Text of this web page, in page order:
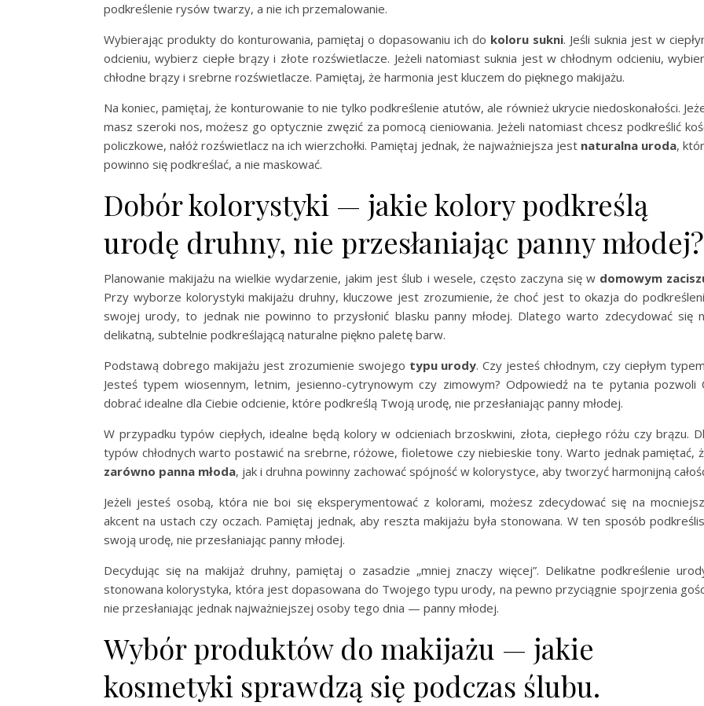
podkreślenie rysów twarzy, a nie ich przemalowanie.
Wybierając produkty do konturowania, pamiętaj o dopasowaniu ich do koloru sukni. Jeśli suknia jest w
odcieniu, wybierz ciepłe brązy i złote rozświetlacze. Jeżeli natomiast suknia jest w chłodnym odcieniu,
chłodne brązy i srebrne rozświetlacze. Pamiętaj, że harmonia jest kluczem do pięknego makijażu.
Na koniec, pamiętaj, że konturowanie to nie tylko podkreślenie atutów, ale również ukrycie niedoskonałości.
masz szeroki nos, możesz go optycznie zwęzić za pomocą cieniowania. Jeżeli natomiast chcesz podkreślić
policzkowe, nałóż rozświetlacz na ich wierzchołki. Pamiętaj jednak, że najważniejsza jest naturalna uroda,
powinno się podkreślać, a nie maskować.
Dobór kolorystyki — jakie kolory podkreślą
urodę druhny, nie przesłaniając panny młodej?
Planowanie makijażu na wielkie wydarzenie, jakim jest ślub i wesele, często zaczyna się w domowym
Przy wyborze kolorystyki makijażu druhny, kluczowe jest zrozumienie, że choć jest to okazja do
swojej urody, to jednak nie powinno to przysłonić blasku panny młodej. Dlatego warto zdecydować się
delikatną, subtelnie podkreślającą naturalne piękno paletę barw.
Podstawą dobrego makijażu jest zrozumienie swojego typu urody. Czy jesteś chłodnym, czy ciepłym
Jesteś typem wiosennym, letnim, jesienno-cytrynowym czy zimowym? Odpowiedź na te pytania pozwoli
dobrać idealne dla Ciebie odcienie, które podkreślą Twoją urodę, nie przesłaniając panny młodej.
W przypadku typów ciepłych, idealne będą kolory w odcieniach brzoskwini, złota, ciepłego różu czy brązu.
typów chłodnych warto postawić na srebrne, różowe, fioletowe czy niebieskie tony. Warto jednak pamiętać,
zarówno panna młoda, jak i druhna powinny zachować spójność w kolorystyce, aby tworzyć harmonijną
Jeżeli jesteś osobą, która nie boi się eksperymentować z kolorami, możesz zdecydować się na
akcent na ustach czy oczach. Pamiętaj jednak, aby reszta makijażu była stonowana. W ten sposób
swoją urodę, nie przesłaniając panny młodej.
Decydując się na makijaż druhny, pamiętaj o zasadzie „mniej znaczy więcej”. Delikatne podkreślenie
stonowana kolorystyka, która jest dopasowana do Twojego typu urody, na pewno przyciągnie spojrzenia
nie przesłaniając jednak najważniejszej osoby tego dnia — panny młodej.
Wybór produktów do makijażu — jakie
kosmetyki sprawdzą się podczas ślubu.